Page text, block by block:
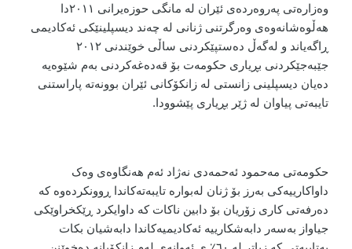
وەزارەتی پەروەردەی ئێران لە مانگی حوزەیرانی ٢٠١١دا
هەڵوەشانەوەی وەرگرتنی ژنانی لە چەند دیسپلینێکی ئەکادیمی
ڕاگەیاند و لەگەڵ دەستپێکردنی ساڵی خوێندنی ٢٠١٢
جێبەجێکردنی بڕیاری حکومەت بۆ قەدەغەکردنی بەم شێوەیە
دەیان دیسپلینی زانستی لە زانکۆکانی ئێران بوونەتە پاراستنی
تایبەتی پیاوان لە ژێر بڕیاری پێشوودا.
حکومەتی مەحمود ئەحمەدی نەژاد ئەم هەنگاوەی وەک
داواکارییەکی بەرز بۆ ژنان لەبوارە تایبەتەکاندا ڕوونکردەوە کە
دەرفەتی کاری زۆریان بۆ دابین ناکات کە داوایکرد ڕێکخراوێکی
جیاواز بەسەر دابەشکارییە ئەکادیمیەکاندا دابەشیان بکات